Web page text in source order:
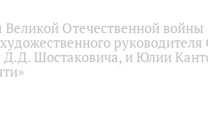
Отечественной
руководителя
Шостаковича, и Юлии